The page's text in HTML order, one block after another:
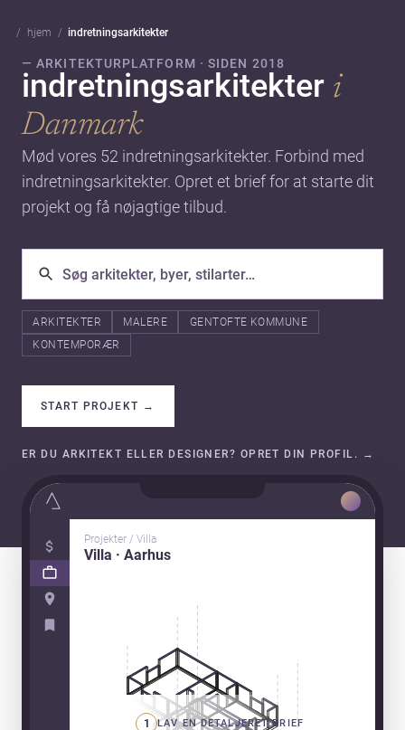
hjem indretningsarkitekter
— ARKITEKTURPLATFORM · SIDEN 2018
indretningsarkitekter i
Danmark
Mød vores 52 indretningsarkitekter. Forbind med
indretningsarkitekter. Opret et brief for at starte dit
projekt og få nøjagtige tilbud.
ARKITEKTER MALERE
GENTOFTE KOMMUNE
KONTEMPORÆR
START PROJEKT →
ER DU ARKITEKT ELLER DESIGNER? OPRET DIN PROFIL. →
Projekter / Villa
Villa · Aarhus
1 LAV EN DETALJERET BRIEF